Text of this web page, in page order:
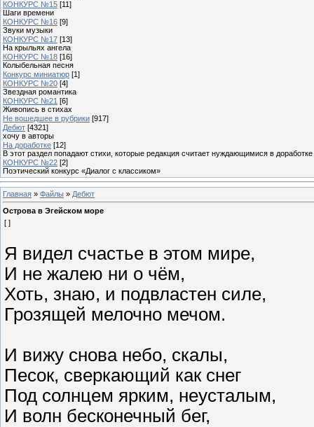
КОНКУРС №15 [11]
Шаги времени
КОНКУРС №16 [9]
Звуки музыки
КОНКУРС №17 [13]
На крыльях ангела
КОНКУРС №18 [16]
Колыбельная песня
Конкурс миниатюр [1]
КОНКУРС №20 [4]
Звездная романтика
КОНКУРС №21 [6]
Живопись в стихах
Не вошедшее в рубрики [917]
Дебют [4321]
хочу в авторы
На доработке [12]
В этот раздел попадают стихи, которые редакция считает нуждающимися в доработке
КОНКУРС №22 [2]
Поэтический конкурс «Диалог с классиком»
Главная » Файлы » Дебют
Острова в Эгейском море
[ ]
Я видел счастье в этом мире,
И не жалею ни о чём,
Хоть, знаю, и подвластен силе,
Грозящей мелочно мечом.
И вижу снова небо, скалы,
Песок, сверкающий как снег
Под солнцем ярким, неусталым,
И волн бесконечный бег,